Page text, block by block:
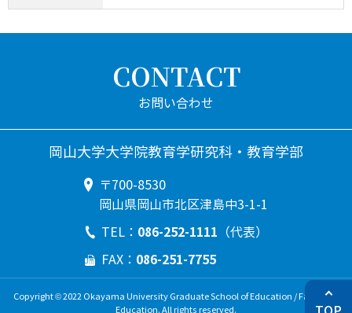
CONTACT
岡山大学大学院教育学研究科・教育学部
〒700-8530
岡山県岡山市北区津島中3-1-1
TEL： 086-252-1111 （代表）
FAX： 086-251-7755
Copyright © 2022 Okayama University Graduate School of Education / Faculty of
Education. All rights reserved.